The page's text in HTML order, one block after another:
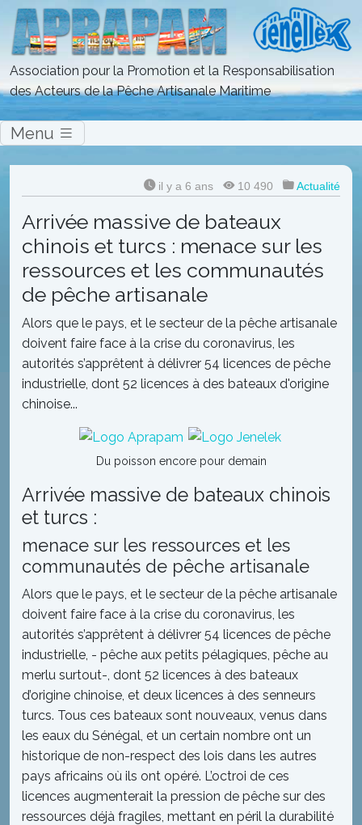
Association pour la Promotion et la Responsabilisation
des Acteurs de la Pêche Artisanale Maritime
Menu
il y a 6 ans 10 490 Actualité
Arrivée massive de bateaux
chinois et turcs : menace sur les
ressources et les communautés
de pêche artisanale
Alors que le pays, et le secteur de la pêche artisanale
doivent faire face à la crise du coronavirus, les
autorités s’apprêtent à délivrer 54 licences de pêche
industrielle, dont 52 licences à des bateaux d'origine
chinoise...
Du poisson encore pour demain
Arrivée massive de bateaux chinois
et turcs :
menace sur les ressources et les
communautés de pêche artisanale
Alors que le pays, et le secteur de la pêche artisanale
doivent faire face à la crise du coronavirus, les
autorités s’apprêtent à délivrer 54 licences de pêche
industrielle, - pêche aux petits pélagiques, pêche au
merlu surtout-, dont 52 licences à des bateaux
d’origine chinoise, et deux licences à des senneurs
turcs. Tous ces bateaux sont nouveaux, venus dans
les eaux du Sénégal, et un certain nombre ont un
historique de non-respect des lois dans les autres
pays africains où ils ont opéré. L’octroi de ces
licences augmenterait la pression de pêche sur des
ressources déjà fragiles, mettant en péril la durabilité